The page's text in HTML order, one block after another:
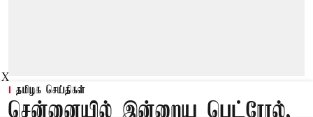
தமிழக செய்திகள்
சென்னையில் இன்றைய பெட்ரோல்,
X